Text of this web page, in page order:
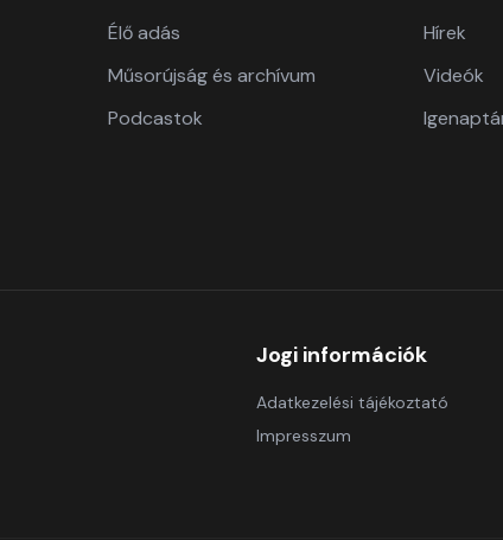
Élő adás
Műsorújság és archívum
Podcastok
Hírek
Videók
Jogi információk
Adatkezelési tájékoztató
Impresszum